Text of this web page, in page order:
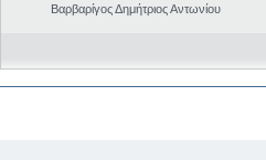
Βαρβαρίγος Δημήτριος Αντωνίου